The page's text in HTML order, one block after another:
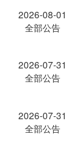
2026-08-01
全部公告
2026-07-31
全部公告
2026-07-31
全部公告